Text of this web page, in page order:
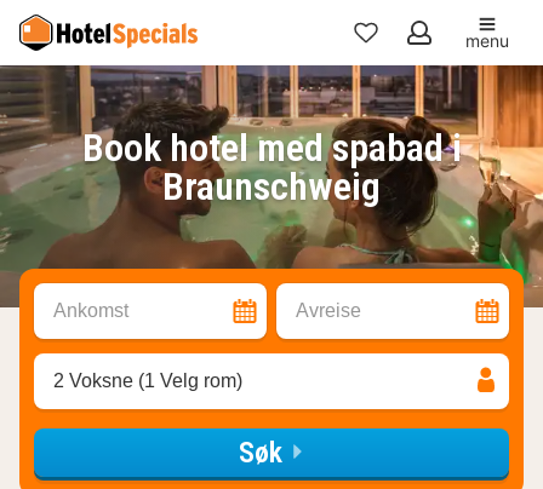
Mine
favoritter
menu
Book hotel med spabad i
Braunschweig
Ankomst Avreise
2 Voksne (1 Velg rom)
Søk